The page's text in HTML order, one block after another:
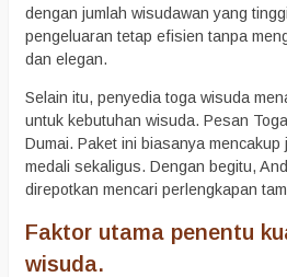
dengan jumlah wisudawan yang
pengeluaran tetap efisien tanpa
dan elegan.
Selain itu, penyedia toga wisuda
untuk kebutuhan wisuda. Pesan
Dumai. Paket ini biasanya mencakup
medali sekaligus. Dengan begitu,
direpotkan mencari perlengkapan
Faktor utama penentu
wisuda.